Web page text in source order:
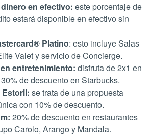
en efectivo: este porcentaje de
estará disponible en efectivo sin
Platino: esto incluye Salas
Valet y servicio de Concierge.
entretenimiento: disfruta de 2x1 en
de descuento en Starbucks.
Estoril: se trata de una propuesta
con 10% de descuento.
20% de descuento en restaurantes
Carolo, Arango y Mandala.